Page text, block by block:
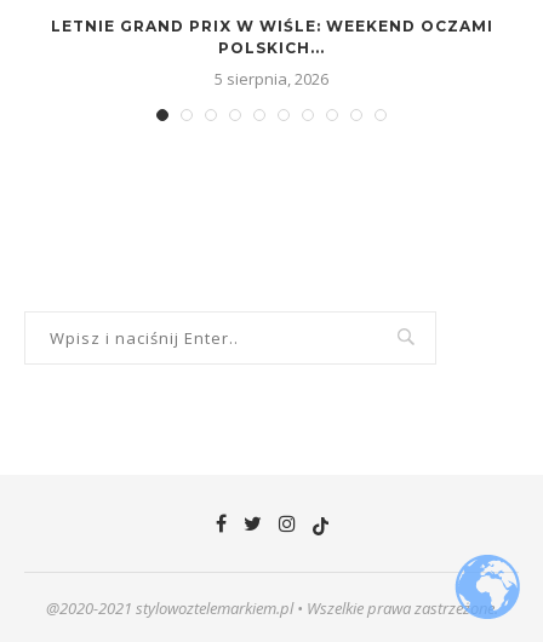
LETNIE GRAND PRIX W WIŚLE: WEEKEND OCZAMI
POLSKICH...
5 sierpnia, 2026
@2020-2021 stylowoztelemarkiem.pl • Wszelkie prawa zastrzeżone.